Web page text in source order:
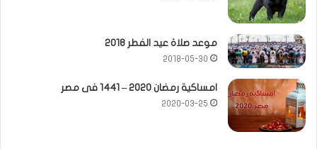
موعد صلاة عيد الفطر 2018
2018-05-30
امساكية رمضان 2020 – 1441 فى مصر
2020-03-25